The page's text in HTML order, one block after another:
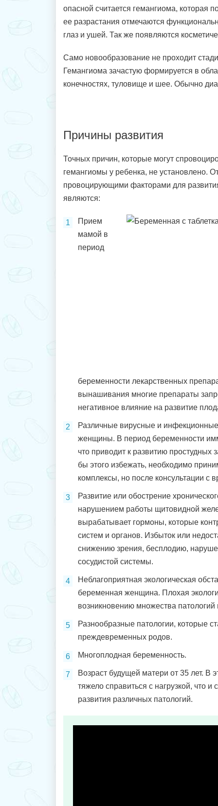
опасной считается гемангиома, которая
ее разрастания отмечаются
глаз и ушей. Так же появляются
Само новообразование не проходит
Гемангиома зачастую формируется в
конечностях, туловище и шее. Обычно
Причины развития
Точных причин, которые могут
гемангиомы у ребенка, не установлено.
провоцирующими факторами для
являются:
Прием
мамой в
период
беременности лекарственных
вынашивания многие препараты
негативное влияние на развитие
Различные вирусные и
женщины. В период беременности
что приводит к развитию простудных
бы этого избежать, необходимо
комплексы, но после консультации с
Развитие или обострение
нарушением работы щитовидной
вырабатывает гормоны, которые
систем и органов. Избыток или
снижению зрения, бесплодию,
сосудистой системы.
Неблагоприятная экологическая
беременная женщина. Плохая
возникновению множества
Разнообразные патологии, которые
преждевременных родов.
Многоплодная беременность.
Возраст будущей матери от 35 лет. В
тяжело справиться с нагрузкой, что и
развития различных патологий.